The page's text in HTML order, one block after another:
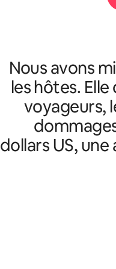
Nous avons
les hôtes.
voyageurs,
dollars US,